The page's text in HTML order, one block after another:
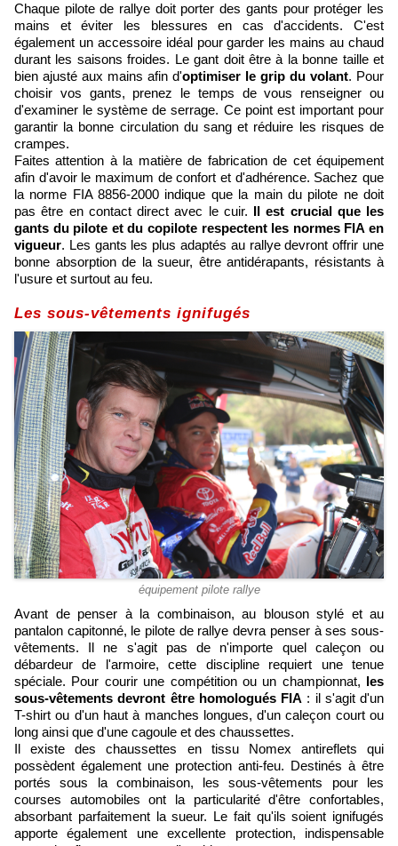
Chaque pilote de rallye doit porter des gants pour protéger les
mains et éviter les blessures en cas d'accidents. C'est
également un accessoire idéal pour garder les mains au chaud
durant les saisons froides. Le gant doit être à la bonne taille et
bien ajusté aux mains afin d'optimiser le grip du volant. Pour
choisir vos gants, prenez le temps de vous renseigner ou
d'examiner le système de serrage. Ce point est important pour
garantir la bonne circulation du sang et réduire les risques de
crampes.
Faites attention à la matière de fabrication de cet équipement
afin d'avoir le maximum de confort et d'adhérence. Sachez que
la norme FIA 8856-2000 indique que la main du pilote ne doit
pas être en contact direct avec le cuir. Il est crucial que les
gants du pilote et du copilote respectent les normes FIA en
vigueur. Les gants les plus adaptés au rallye devront offrir une
bonne absorption de la sueur, être antidérapants, résistants à
l'usure et surtout au feu.
Les sous-vêtements ignifugés
équipement pilote rallye
Avant de penser à la combinaison, au blouson stylé et au
pantalon capitonné, le pilote de rallye devra penser à ses sous-
vêtements. Il ne s'agit pas de n'importe quel caleçon ou
débardeur de l'armoire, cette discipline requiert une tenue
spéciale. Pour courir une compétition ou un championnat, les
sous-vêtements devront être homologués FIA : il s'agit d'un
T-shirt ou d'un haut à manches longues, d'un caleçon court ou
long ainsi que d'une cagoule et des chaussettes.
Il existe des chaussettes en tissu Nomex antireflets qui
possèdent également une protection anti-feu. Destinés à être
portés sous la combinaison, les sous-vêtements pour les
courses automobiles ont la particularité d'être confortables,
absorbant parfaitement la sueur. Le fait qu'ils soient ignifugés
apporte également une excellente protection, indispensable